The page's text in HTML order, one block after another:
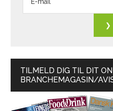
TILMELD DIG TIL DIT
BRANCHEMAGASIN/